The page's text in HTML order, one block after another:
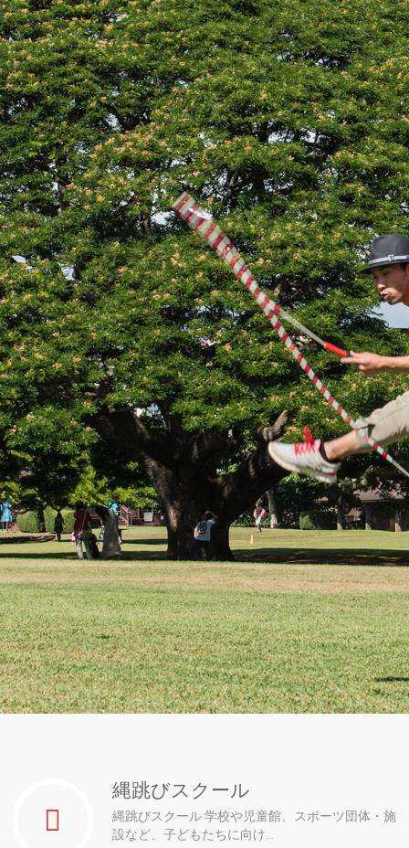
縄跳びスクール
縄跳びスクール 学校や児童館、スポーツ団体・施
設など、子どもたちに向け...